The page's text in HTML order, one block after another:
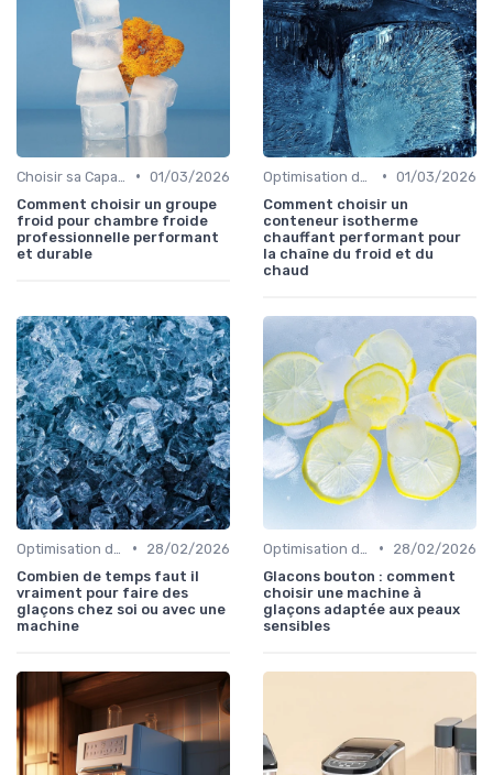
• 01/03/2026
Comment choisir un groupe
froid pour chambre froide
professionnelle performant
et durable
• 01/03/2026
Comment choisir un
conteneur isotherme
chauffant performant pour
la chaîne du froid et du
chaud
•
28/02/2026
Combien de temps faut il
vraiment pour faire des
glaçons chez soi ou avec une
machine
•
28/02/2026
Glacons bouton : comment
choisir une machine à
glaçons adaptée aux peaux
sensibles